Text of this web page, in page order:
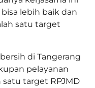
lebih baik dan
satu target
di Tangerang
pelayanan
target RPJMD